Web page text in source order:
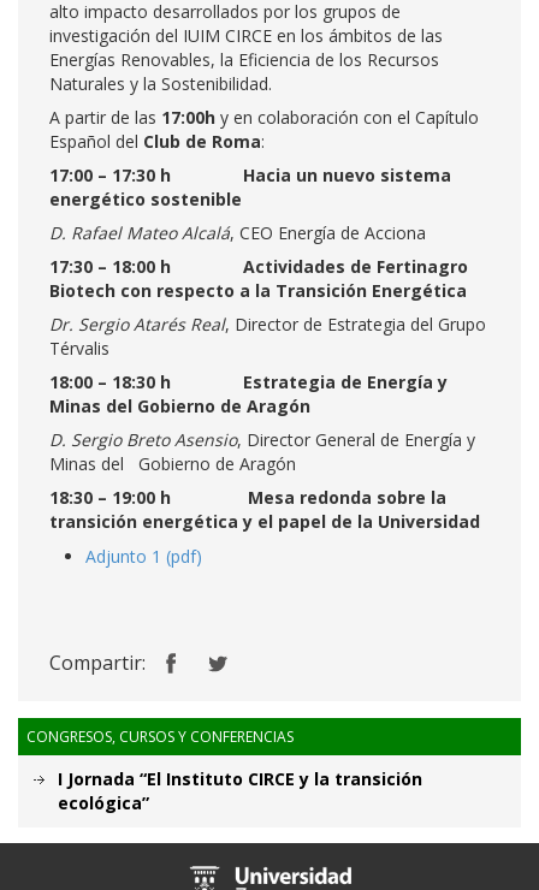
alto impacto desarrollados por los grupos de
investigación del IUIM CIRCE en los ámbitos de las
Energías Renovables, la Eficiencia de los Recursos
Naturales y la Sostenibilidad.
A partir de las 17:00h y en colaboración con el Capítulo
Español del Club de Roma:
17:00 – 17:30 h
Hacia un nuevo sistema
energético sostenible
D. Rafael Mateo Alcalá, CEO Energía de Acciona
17:30 – 18:00 h
Actividades de Fertinagro
Biotech con respecto a la Transición Energética
Dr. Sergio Atarés Real, Director de Estrategia del Grupo
Térvalis
18:00 – 18:30 h
Estrategia de Energía y
Minas del Gobierno de Aragón
D. Sergio Breto Asensio, Director General de Energía y
Minas del Gobierno de Aragón
18:30 – 19:00 h
Mesa redonda sobre la
transición energética y el papel de la Universidad
Adjunto 1 (pdf)
Compartir:
CONGRESOS, CURSOS Y CONFERENCIAS
I Jornada “El Instituto CIRCE y la transición
ecológica”